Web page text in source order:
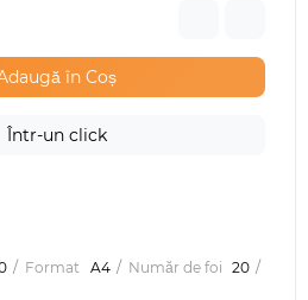
în Coș
Într-un click
Format A4 Număr de foi 20